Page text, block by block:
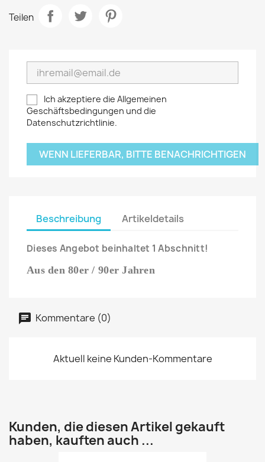
Teilen
Ich akzeptiere die Allgemeinen
Geschäftsbedingungen und die
Datenschutzrichtlinie.
WENN LIEFERBAR, BITTE BENACHRICHTIGEN
Beschreibung Artikeldetails
Dieses Angebot beinhaltet 1 Abschnitt!
Aus den 80er / 90er Jahren
Kommentare (0)
Aktuell keine Kunden-Kommentare
Kunden, die diesen Artikel gekauft
haben, kauften auch ...